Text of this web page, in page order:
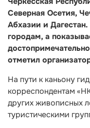
Северная Осетия,
Абхазии и
городам, а
отметил
На пути к каньону
корреспондентам
других живописных
туристическими